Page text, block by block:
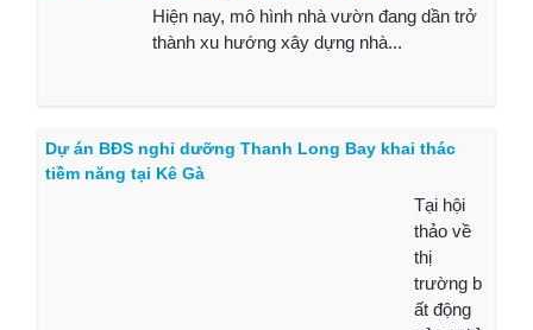
Hiện nay, mô hình nhà vườn đang dần trở
thành xu hướng xây dựng nhà...
Dự án BĐS nghỉ dưỡng Thanh Long Bay khai thác
tiềm năng tại Kê Gà
Tại hội
thảo về
thị
trường b
ất động